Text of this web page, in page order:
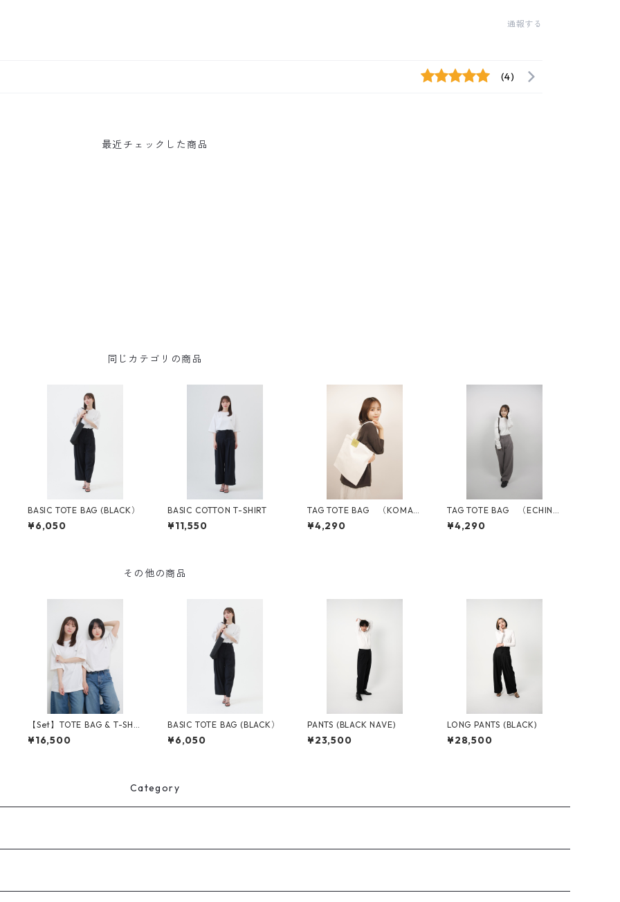
通報する
(4)
最近チェックした商品
同じカテゴリの商品
BASIC TOTE BAG (BLACK）
¥6,050
BASIC COTTON T-SHIRT
¥11,550
TAG TOTE BAG （KOMATS
UNA）
¥4,290
TAG TOTE BAG （ECHINA
CEA）
¥4,290
その他の商品
【Set】TOTE BAG & T-SHIR
T
¥16,500
BASIC TOTE BAG (BLACK）
¥6,050
PANTS (BLACK NAVE)
¥23,500
LONG PANTS (BLACK)
¥28,500
Category